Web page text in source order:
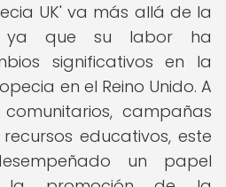
UK' va más allá de la
ya que su labor ha
significativos en la
en el Reino Unido. A
campañas
educativos, este
un papel